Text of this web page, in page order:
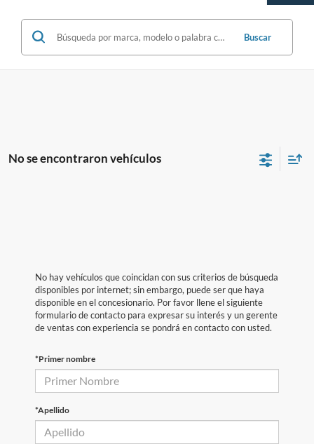
Buscar
No se encontraron vehículos
No hay vehículos que coincidan con sus criterios de búsqueda
disponibles por internet; sin embargo, puede ser que haya
disponible en el concesionario. Por favor llene el siguiente
formulario de contacto para expresar su interés y un gerente
de ventas con experiencia se pondrá en contacto con usted.
*Primer nombre
*Apellido